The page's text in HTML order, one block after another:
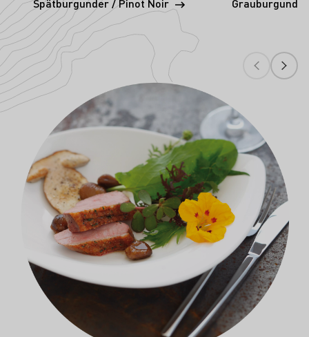
Spätburgunder / Pinot Noir